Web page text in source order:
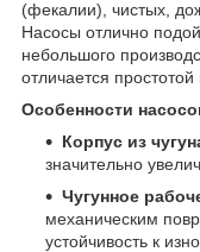
(фекалии), чистых,
Насосы отлично
небольшого
отличается
Особенности
Корпус из
значительно
Чугунное
механическим
устойчивость к